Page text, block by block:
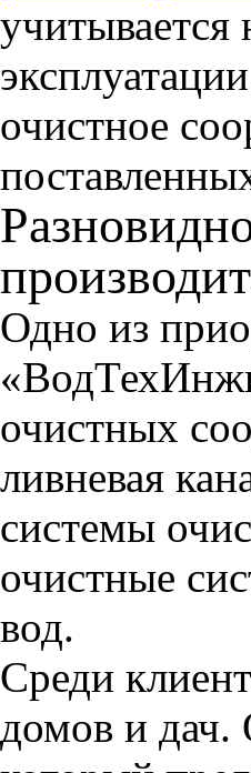
учитывается
очистное
Одно из
очистных
ливневая
системы
очистные
вод.
Среди
домов и дач.